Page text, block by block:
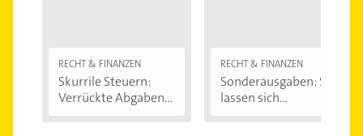
RECHT & FINANZEN
Skurrile Steuern:
Verrückte Abgaben...
RECHT & FINANZEN
Sonderausgaben: So
lassen sich...